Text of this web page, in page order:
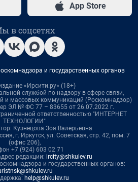
App Store
в соцсетях
и государственных органов
«Ирсити.ру» (18+)
службой по надзору в сфере связи,
и массовых коммуникаций (Роскомнадзор)
ЭЛ № ФС 77 – 83655 от 26.07.2022 г.
ответственностью "ИНТЕРНЕТ
ТЕХНОЛОГИИ"
Кузнецова Зоя Валерьевна
г. Иркутск, ул. Советская, стр. 42, пом. 7
(офис 206),
+7 (924) 603 02 71
редакции: ircity@shkulev.ru
и государственных органов:
help@shkulev.ru